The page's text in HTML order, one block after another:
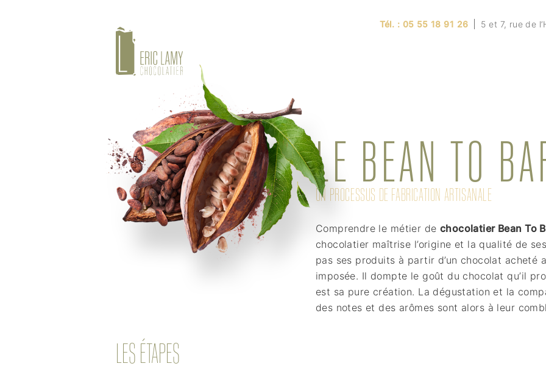
Tél. : 05 55 18 91 26 5 et 7, rue de
LE BEAN TO
UN PROCESSUS DE FABRICATION ARTISANALE
Comprendre le métier de chocolatier Bean To
chocolatier maîtrise l’origine et la qualité de
pas ses produits à partir d’un chocolat acheté
imposée. Il dompte le goût du chocolat qu’il
est sa pure création. La dégustation et la
des notes et des arômes sont alors à leur
LES ÉTAPES